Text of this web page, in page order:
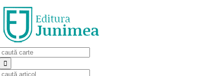
Skip
to
content